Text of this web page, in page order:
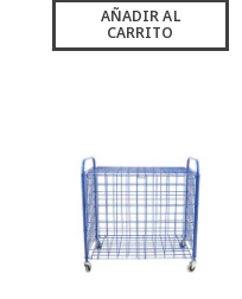
AÑADIR AL
CARRITO